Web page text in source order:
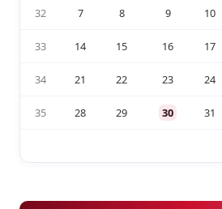
32 7 8 9 10
33 14 15 16 17
34 21 22 23 24
35 28 29 30 31